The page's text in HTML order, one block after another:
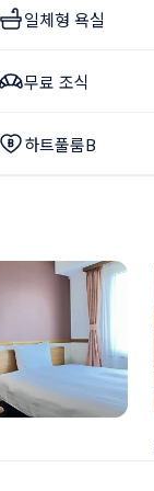
일체형 욕실
무료 조식
하트풀룸B